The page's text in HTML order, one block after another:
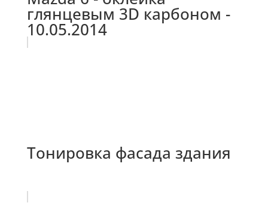
глянцевым 3D карбоном -
10.05.2014
Тонировка фасада здания